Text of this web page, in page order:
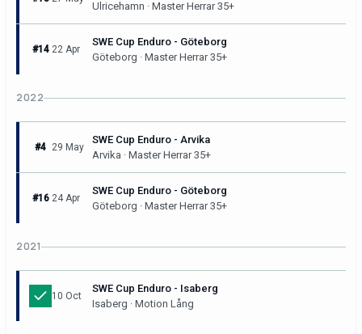
Ulricehamn · Master Herrar 35+
#14 22 Apr
SWE Cup Enduro - Göteborg
Göteborg · Master Herrar 35+
2022
#4 29 May
SWE Cup Enduro - Arvika
Arvika · Master Herrar 35+
#16 24 Apr
SWE Cup Enduro - Göteborg
Göteborg · Master Herrar 35+
2021
10 Oct
SWE Cup Enduro - Isaberg
Isaberg · Motion Lång